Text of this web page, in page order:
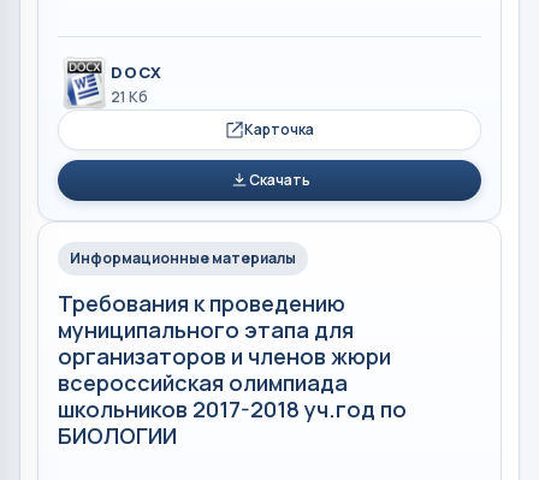
DOCX
21 Кб
Карточка
Скачать
Информационные материалы
Требования к проведению
муниципального этапа для
организаторов и членов жюри
всероссийская олимпиада
школьников 2017-2018 уч.год по
БИОЛОГИИ